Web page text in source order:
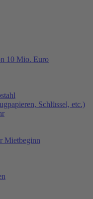
10 Mio. Euro
Schlüssel, etc.)
Mietbeginn